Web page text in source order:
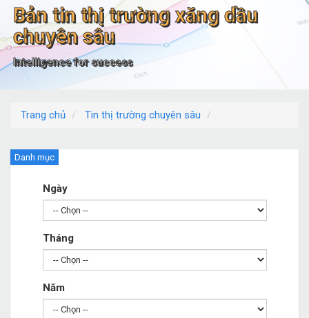
Bản tin thị trường xăng dầu
chuyên sâu
Intelligence for success
Trang chủ Tin thị trường chuyên sâu
Danh mục
Ngày
Tháng
Năm